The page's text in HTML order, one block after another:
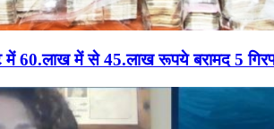
60.लाख में से 45.लाख रूपये बरामद 5